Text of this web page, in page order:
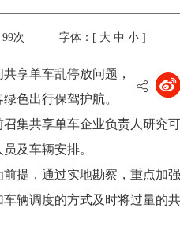
99次 字体：[ 大 中 小 ]
享单车乱停放问题，
色出行保驾护航。
集共享单车企业负责人研究
及车辆安排。
提，通过实地勘察，重点加
辆调度的方式及时将过量的